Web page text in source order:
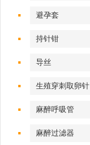
避孕套
持针钳
导丝
生殖穿刺取卵针
麻醉呼吸管
麻醉过滤器